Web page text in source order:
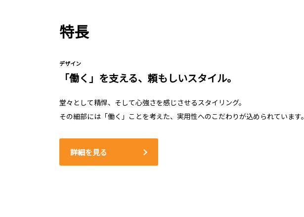
特長
デザイン
「働く」を支える、頼もしいスタイル。
堂々として精悍、そして心強さを感じさせるスタイリング。
その細部には「働く」ことを考えた、実用性へのこだわりが込められています。
詳細を見る